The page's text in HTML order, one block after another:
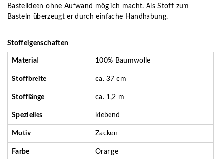
Bastelideen ohne Aufwand möglich macht. AlsStoff zum
Basteln überzeugt er durch einfache Handhabung.
Stoffeigenschaften
Material 100% Baumwolle
Stoffbreite ca. 37 cm
Stofflänge ca. 1,2 m
Spezielles klebend
Motiv Zacken
Farbe Orange